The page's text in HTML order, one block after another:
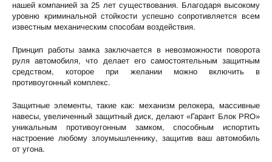
нашей компанией за 25 лет существования. Благодаря высокому
уровню криминальной стойкости успешно сопротивляется всем
известным механическим способам воздействия.
Принцип работы замка заключается в невозможности поворота
руля автомобиля, что делает его самостоятельным защитным
средством, которое при желании можно включить в
противоугонный комплекс.
Защитные элементы, такие как: механизм релокера, массивные
навесы, увеличенный защитный диск, делают «Гарант Блок PRO»
уникальным противоугонным замком, способным испортить
настроение любому злоумышленнику, защитив ваш автомобиль
от угона.